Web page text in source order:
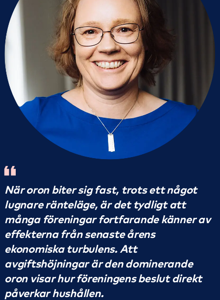
När oron biter sig fast, trots ett något
lugnare ränteläge, är det tydligt att
många föreningar fortfarande känner av
effekterna från senaste årens
ekonomiska turbulens. Att
avgiftshöjningar är den dominerande
oron visar hur föreningens beslut direkt
påverkar hushållen.